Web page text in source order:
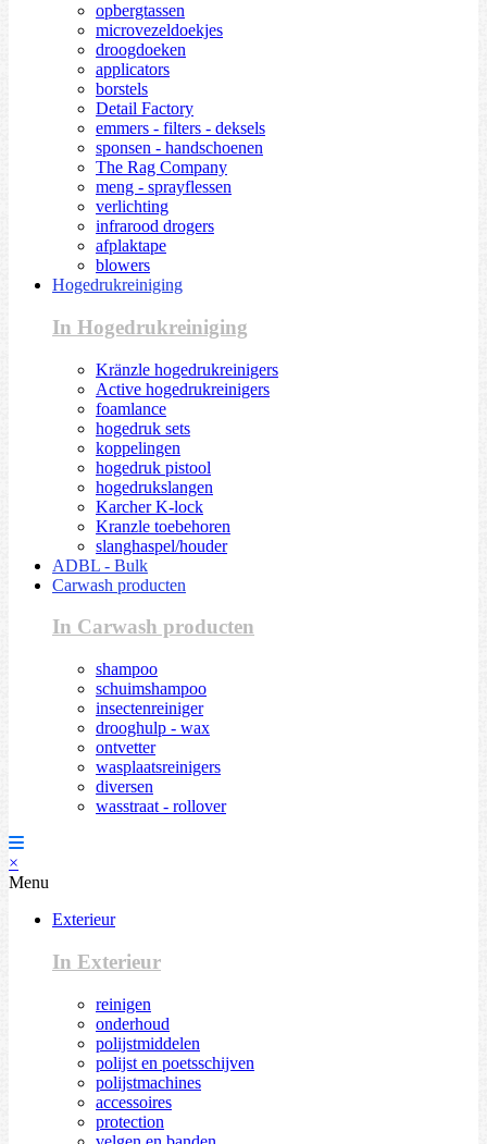
opbergtassen
microvezeldoekjes
droogdoeken
applicators
borstels
Detail Factory
emmers - filters - deksels
sponsen - handschoenen
The Rag Company
meng - sprayflessen
verlichting
infrarood drogers
afplaktape
blowers
Hogedrukreiniging
In Hogedrukreiniging
Kränzle hogedrukreinigers
Active hogedrukreinigers
foamlance
hogedruk sets
koppelingen
hogedruk pistool
hogedrukslangen
Karcher K-lock
Kranzle toebehoren
slanghaspel/houder
ADBL - Bulk
Carwash producten
In Carwash producten
shampoo
schuimshampoo
insectenreiniger
drooghulp - wax
ontvetter
wasplaatsreinigers
diversen
wasstraat - rollover
×
Menu
Exterieur
In Exterieur
reinigen
onderhoud
polijstmiddelen
polijst en poetsschijven
polijstmachines
accessoires
protection